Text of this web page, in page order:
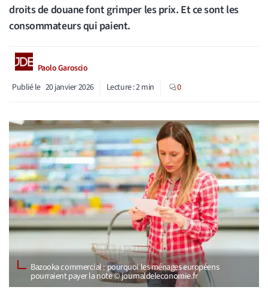
droits de douane font grimper les prix. Et ce sont les
consommateurs qui paient.
Paolo Garoscio
Publié le 20 janvier 2026 Lecture :2min 0
Bazooka commercial : pourquoi les ménages européens
pourraient payer la note © journaldeleconomie.fr